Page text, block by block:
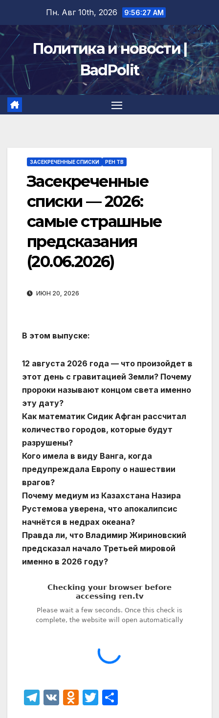
содержимому
Пн. Авг 10th, 2026 9:56:27 AM
Политика и новости |
BadPolit
ЗАСЕКРЕЧЕННЫЕ СПИСКИ РЕН ТВ
Засекреченные
списки — 2026:
самые страшные
предсказания
(20.06.2026)
ИЮН 20, 2026
В этом выпуске:
12 августа 2026 года — что произойдет в
этот день с гравитацией Земли? Почему
пророки называют концом света именно
эту дату?
Как математик Сидик Афган рассчитал
количество городов, которые будут
разрушены?
Кого имела в виду Ванга, когда
предупреждала Европу о нашествии
врагов?
Почему медиум из Казахстана Назира
Рустемова уверена, что апокалипсис
начнётся в недрах океана?
Правда ли, что Владимир Жириновский
предсказал начало Третьей мировой
именно в 2026 году?
T
V
O T